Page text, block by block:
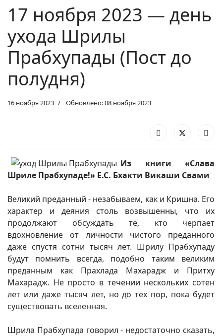
17 ноября 2023 — день
ухода Шрилы
Прабхупады (Пост до
полудня)
16 ноября 2023 Обновлено: 08 ноября 2023
Из книги «Слава
Шриле Прабхупаде!» Е.С. Бхакти Викаши Свами
Великий преданный - незабываем, как и Кришна. Его
характер и деяния столь возвышенны, что их
продолжают обсуждать те, кто черпает
вдохновление от личности чистого преданного
даже спустя сотни тысяч лет. Шрилу Прабхупаду
будут помнить всегда, подобно таким великим
преданным как Прахлада Махарадж и Притху
Махарадж. Не просто в течении нескольких сотен
лет или даже тысяч лет, но до тех пор, пока будет
существовать вселенная.
Шрила Прабхупада говорил - недостаточно сказать,